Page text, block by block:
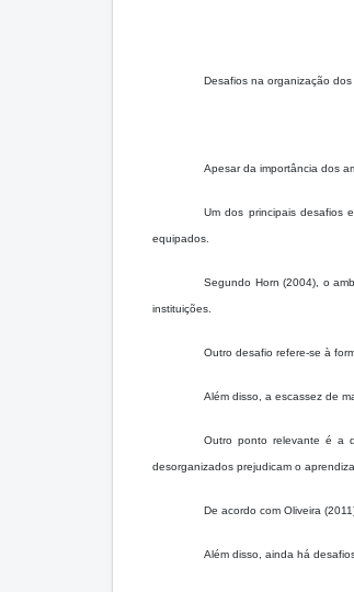
Desafios na organização
Apesar da importância dos
Um dos principais desafios
equipados.
Segundo Horn (2004), o
instituições.
Outro desafio refere-se à
Além disso, a escassez de
Outro ponto relevante é a
desorganizados prejudicam o
De acordo com Oliveira
Além disso, ainda há